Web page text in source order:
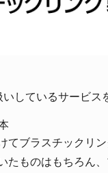
しているサービス
てブラスチックリ
たものはもちろん